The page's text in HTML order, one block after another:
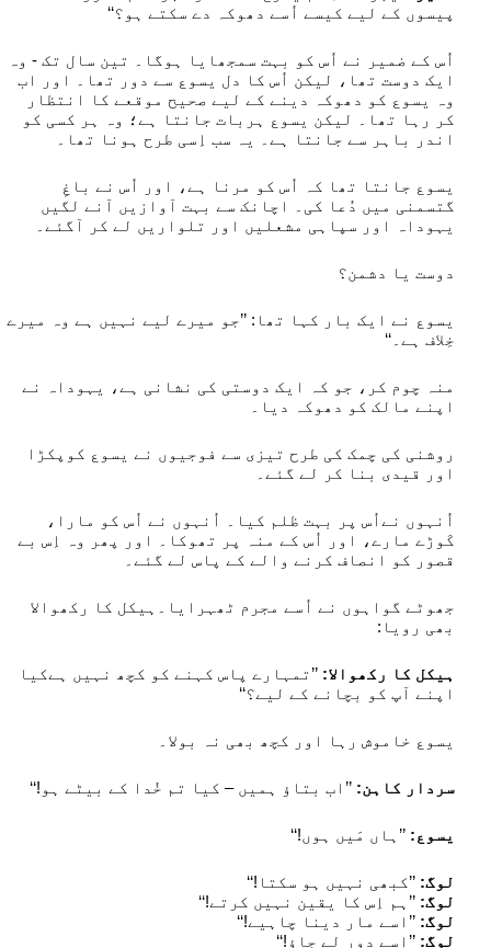
پیسوں کے لیے کیسے اُسے دھوکہ دے سکتے ہو؟‘‘
اُس کے ضمیر نے اُس کو بہت سمجھایا ہوگا۔ تین سال تک - وہ
ایک دوست تھا، لیکن اُس کا دل یسوع سے دور تھا۔ اور اب
وہ یسوع کو دھوکہ دینے کے لیے صحیح موقعے کا انتظار
کر رہا تھا۔ لیکن یسوع ہربات جانتا ہے؛ وہ ہر کسی کو
اندر باہر سے جانتا ہے۔ یہ سب اِسی طرح ہونا تھا۔
یسوع جانتا تھا کہ اُس کو مرنا ہے، اور اُس نے باغِ
گتسمنی میں دُعا کی۔ اچانک سے بہت آوازیں آنے لگیں
یہوداہ اور سپاہی مشعلیں اور تلواریں لے کر آگئے۔
دوست یا دشمن؟
یسوع نے ایک بار کہا تھا: ’’جو میرے لیے نہیں ہے وہ میرے
خِلاف ہے۔‘‘
منہ چوم کر، جو کہ ایک دوستی کی نشانی ہے، یہوداہ نے
اپنے مالک کو دھوکہ دیا۔
روشنی کی چمک کی طرح تیزی سے فوجیوں نے یسوع کوپکڑا
اور قیدی بنا کر لے گئے۔
اُنہوں نےاُس پر بہت ظلم کیا۔ اُنہوں نے اُس کو مارا،
کَوڑے مارے، اور اُس کے منہ پر تھوکا۔ اور پھر وہ اِس بے
قصور کو انصاف کرنے والے کے پاس لے گئے۔
جھوٹے گواہوں نے اُسے مجرم ٹھہرایا۔ہیکل کا رکھوالا
بھی رویا:
ہیکل کا رکھوالا: ’’تمہارے پاس کہنے کو کچھ نہیں ہےکیا
اپنے آپ کو بچانے کے لیے؟‘‘
یسوع خاموش رہا اور کچھ بھی نہ بولا۔
سردار کاہن: ’’اب بتاؤ ہمیں – کیا تم خُدا کے بیٹے ہو!‘‘
یسوع: ’’ہاں مَیں ہوں!‘‘
لوگ: ’’کبھی نہیں ہو سکتا!‘‘
لوگ: ’’ہم اِس کا یقین نہیں کرتے!‘‘
لوگ: ’’اسے مار دینا چاہیے!‘‘
لوگ: ’’اسے دور لے جاؤ!‘‘